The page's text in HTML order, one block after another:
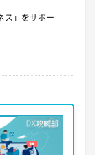
ス」をサポー